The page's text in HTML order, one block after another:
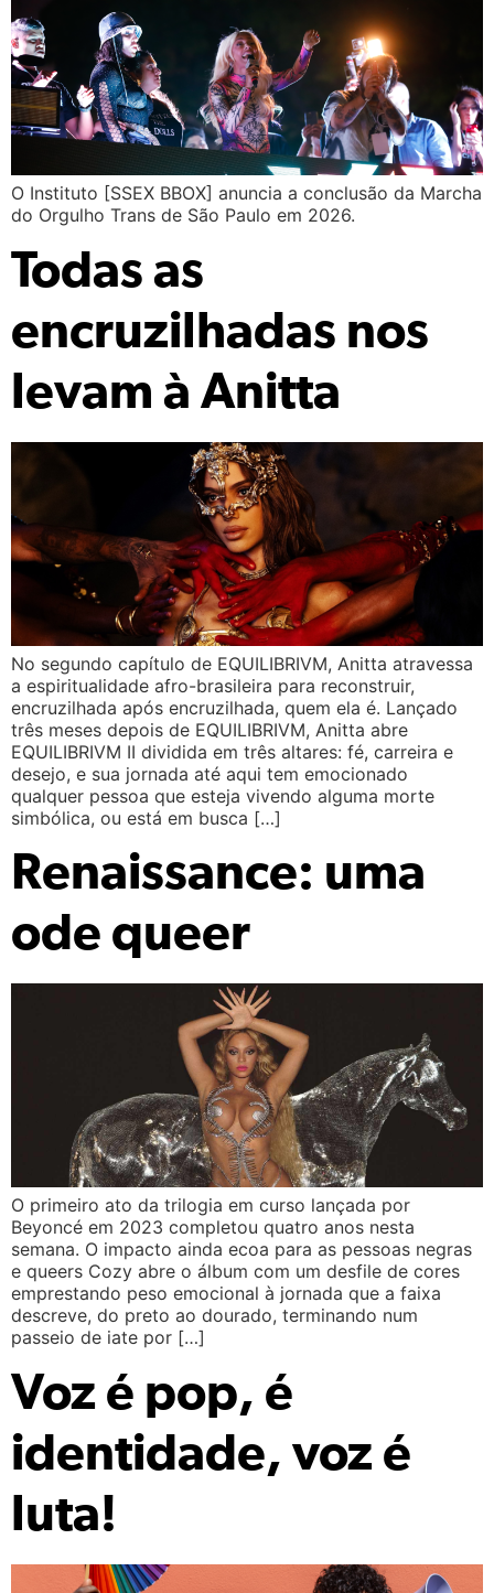
O Instituto [SSEX BBOX] anuncia a conclusão da Marcha
do Orgulho Trans de São Paulo em 2026.
Todas as
encruzilhadas nos
levam à Anitta
No segundo capítulo de EQUILIBRIVM, Anitta atravessa
a espiritualidade afro-brasileira para reconstruir,
encruzilhada após encruzilhada, quem ela é. Lançado
três meses depois de EQUILIBRIVM, Anitta abre
EQUILIBRIVM II dividida em três altares: fé, carreira e
desejo, e sua jornada até aqui tem emocionado
qualquer pessoa que esteja vivendo alguma morte
simbólica, ou está em busca […]
Renaissance: uma
ode queer
O primeiro ato da trilogia em curso lançada por
Beyoncé em 2023 completou quatro anos nesta
semana. O impacto ainda ecoa para as pessoas negras
e queers Cozy abre o álbum com um desfile de cores
emprestando peso emocional à jornada que a faixa
descreve, do preto ao dourado, terminando num
passeio de iate por […]
Voz é pop, é
identidade, voz é
luta!